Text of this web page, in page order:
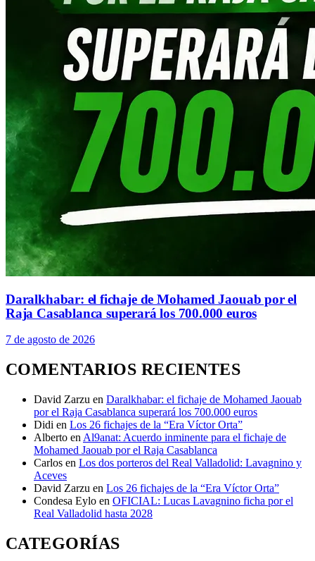
Daralkhabar: el fichaje de Mohamed Jaouab por el
Raja Casablanca superará los 700.000 euros
7 de agosto de 2026
COMENTARIOS RECIENTES
David Zarzu en Daralkhabar: el fichaje de Mohamed Jaouab
por el Raja Casablanca superará los 700.000 euros
Didi en Los 26 fichajes de la “Era Víctor Orta”
Alberto en Al9anat: Acuerdo inminente para el fichaje de
Mohamed Jaouab por el Raja Casablanca
Carlos en Los dos porteros del Real Valladolid: Lavagnino y
Aceves
David Zarzu en Los 26 fichajes de la “Era Víctor Orta”
Condesa Eylo en OFICIAL: Lucas Lavagnino ficha por el
Real Valladolid hasta 2028
CATEGORÍAS